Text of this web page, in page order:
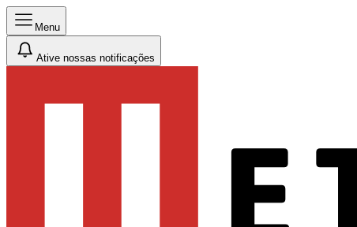
Menu
Ative nossas notificações